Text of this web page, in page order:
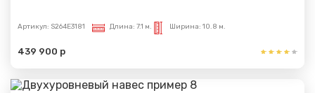
Артикул: S264E3181 Длина: 7.1 м. Ширина: 10.8 м.
439 900 р